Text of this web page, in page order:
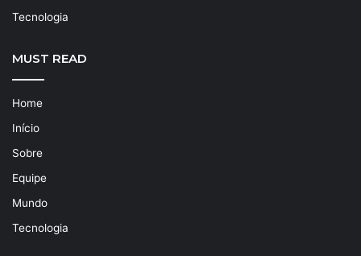
Tecnologia
MUST READ
Home
Início
Sobre
Equipe
Mundo
Tecnologia